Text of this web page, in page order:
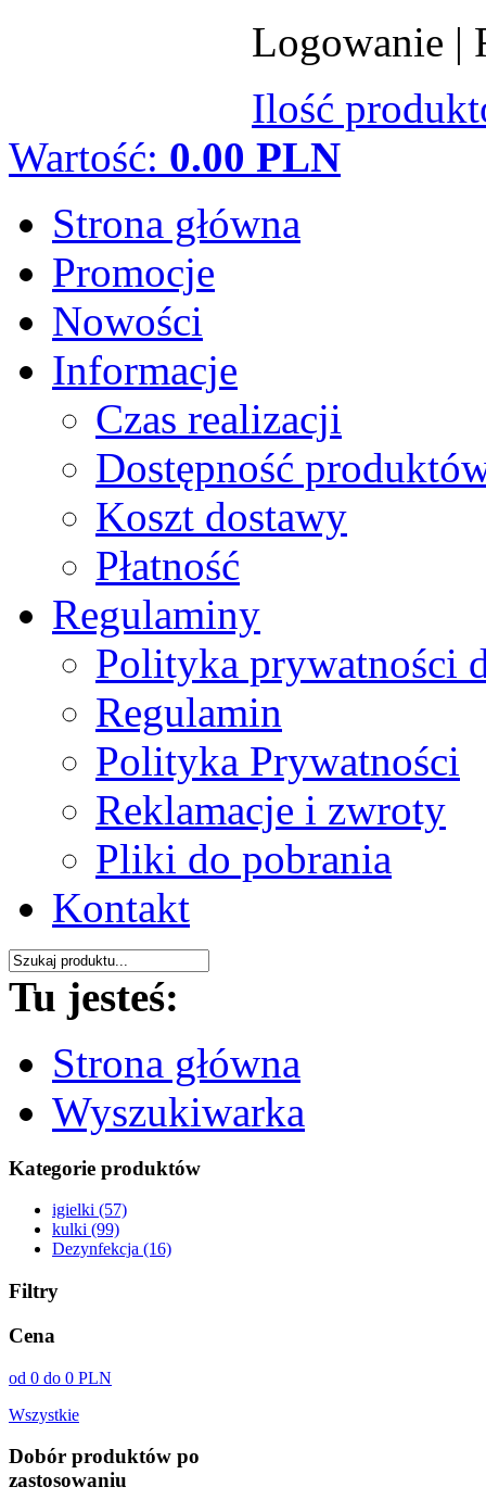
Logowanie |
Ilość
Wartość: 0.00 PLN
Strona główna
Promocje
Nowości
Informacje
Czas realizacji
Dostępność
Koszt dostawy
Płatność
Regulaminy
Polityka prywatności
Regulamin
Polityka Prywatności
Reklamacje i zwroty
Pliki do pobrania
Kontakt
Tu jesteś:
Strona główna
Wyszukiwarka
Kategorie produktów
igielki (57)
kulki (99)
Dezynfekcja (16)
Filtry
Cena
od 0 do 0 PLN
Wszystkie
Dobór produktów po
zastosowaniu